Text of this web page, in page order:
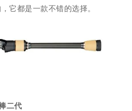
它都是一款不错的选择。
二代